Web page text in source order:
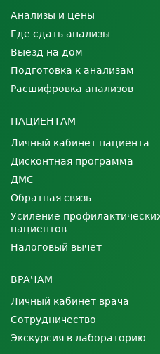
Анализы и цены
Где сдать анализы
Выезд на дом
Подготовка к анализам
Расшифровка анализов
ПАЦИЕНТАМ
Личный кабинет пациента
Дисконтная программа
ДМС
Обратная связь
Усиление
пациентов
Налоговый вычет
ВРАЧАМ
Личный кабинет врача
Сотрудничество
Экскурсия в лабораторию